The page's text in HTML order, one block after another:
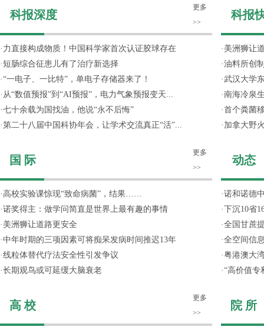
科报深度
更多
>>
· 力直接构成物质！中国科学家首次认证胶球存在
· 短肠综合征患儿有了治疗新选择
·“一电子、一比特”，单电子存储器来了！
· 从“数值预报”到“AI预报”，电力气象预报变天...
·七十余载为国找油，他说“永不后悔”
·第二十八届中国科协年会，让学术交流真正“活”...
国 际
更多
>>
· 高校实验课惊现“致命病菌”，结果……
·诺奖得主：做学问简直是世界上最有趣的事情
· 美洲狮让道路更安全
·中年时期的三项因素可将痴呆发病时间推迟13年
·线粒体替代疗法安全性引发争议
·长期观鸟或可延缓大脑衰老
高 校
更多
>>
科报
· 美洲狮让
·油料所创
·武汉大学
·南海冷泉
·首个粪菌
· 加拿大野
动态
·诺和诺德
·下沉10省
·全国甘蔗
·全空间信
·粤港澳大
·“高价值专
院 所